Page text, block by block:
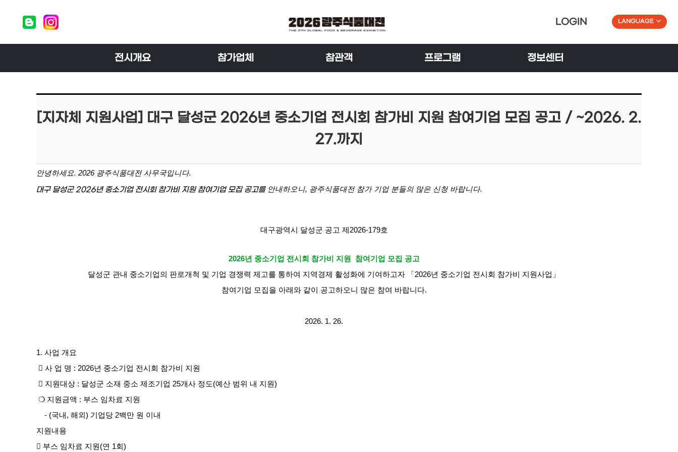
LANGUAGE
LOGIN
전시개요 참가업체 참관객 프로그램 정보센터
[지자체 지원사업] 대구 달성군 2026년 중소기업 전시회 참가비 지원 참여기업 모집 공고 / ~2026. 2.
27.까지
안녕하세요. 2026 광주식품대전 사무국입니다.
대구 달성군 2026년 중소기업 전시회 참가비 지원 참여기업 모집 공고를 안내하오니, 광주식품대전 참가 기업 분들의 많은 신청 바랍니다.
대구광역시 달성군 공고 제2026-179호
2026년 중소기업 전시회 참가비 지원 참여기업 모집 공고
달성군 관내 중소기업의 판로개척 및 기업 경쟁력 제고를 통하여 지역경제 활성화에 기여하고자 「2026년 중소기업 전시회 참가비 지원사업」
참여기업 모집을 아래와 같이 공고하오니 많은 참여 바랍니다.
2026. 1. 26.
1. 사업 개요
 사 업 명 : 2026년 중소기업 전시회 참가비 지원
 지원대상 : 달성군 소재 중소 제조기업 25개사 정도(예산 범위 내 지원)
❍ 지원금액 : 부스 임차료 지원
- (국내, 해외) 기업당 2백만 원 이내
지원내용
 부스 임차료 지원(연 1회)